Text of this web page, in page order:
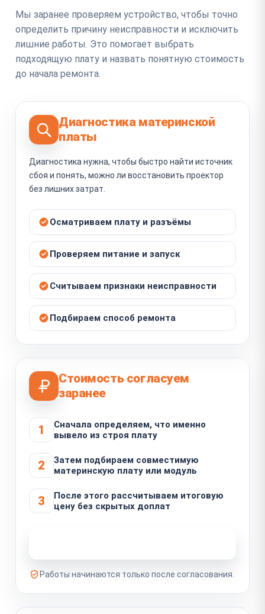
Мы заранее проверяем устройство, чтобы точно
определить причину неисправности и исключить
лишние работы. Это помогает выбрать
подходящую плату и назвать понятную стоимость
до начала ремонта.
Диагностика материнской
платы
Диагностика нужна, чтобы быстро найти источник
сбоя и понять, можно ли восстановить проектор
без лишних затрат.
Осматриваем плату и разъёмы
Проверяем питание и запуск
Считываем признаки неисправности
Подбираем способ ремонта
Стоимость согласуем
заранее
1
Сначала определяем, что именно
вывело из строя плату
2
Затем подбираем совместимую
материнскую плату или модуль
3
После этого рассчитываем итоговую
цену без скрытых доплат
Работы начинаются только после согласования.